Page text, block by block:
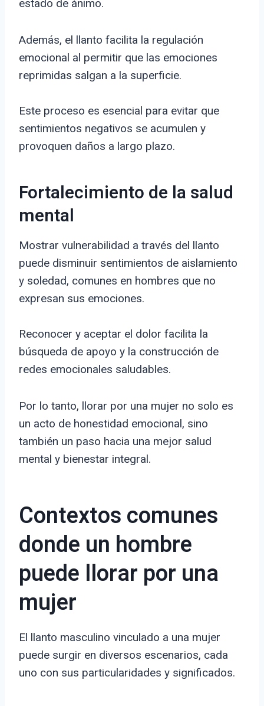
estado de ánimo.
Además, el llanto facilita la regulación
emocional al permitir que las emociones
reprimidas salgan a la superficie.
Este proceso es esencial para evitar que
sentimientos negativos se acumulen y
provoquen daños a largo plazo.
Fortalecimiento de la salud
mental
Mostrar vulnerabilidad a través del llanto
puede disminuir sentimientos de aislamiento
y soledad, comunes en hombres que no
expresan sus emociones.
Reconocer y aceptar el dolor facilita la
búsqueda de apoyo y la construcción de
redes emocionales saludables.
Por lo tanto, llorar por una mujer no solo es
un acto de honestidad emocional, sino
también un paso hacia una mejor salud
mental y bienestar integral.
Contextos comunes
donde un hombre
puede llorar por una
mujer
El llanto masculino vinculado a una mujer
puede surgir en diversos escenarios, cada
uno con sus particularidades y significados.